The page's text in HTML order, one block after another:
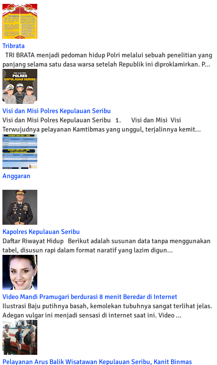
Tribrata
TRI BRATA menjadi pedoman hidup Polri melalui sebuah penelitian yang
panjang selama satu dasa warsa setelah Republik ini diproklamirkan. P...
Visi dan Misi Polres Kepulauan Seribu
Visi dan Misi Polres Kepulauan Seribu 1. Visi dan Misi Visi
Terwujudnya pelayanan Kamtibmas yang unggul, terjalinnya kemit...
Anggaran
Kapolres Kepulauan Seribu
Daftar Riwayat Hidup Berikut adalah susunan data tanpa menggunakan
tabel, disusun rapi dalam format naratif yang lazim digun...
Video Mandi Pramugari berdurasi 8 menit Beredar di Internet
Ilustrasi Baju putihnya basah, kemolekan tubuhnya sangat terlihat jelas.
Adegan vulgar ini menjadi sensasi di internet saat ini. Video ...
Pelayanan Arus Balik Wisatawan Kepulauan Seribu, Kanit Binmas